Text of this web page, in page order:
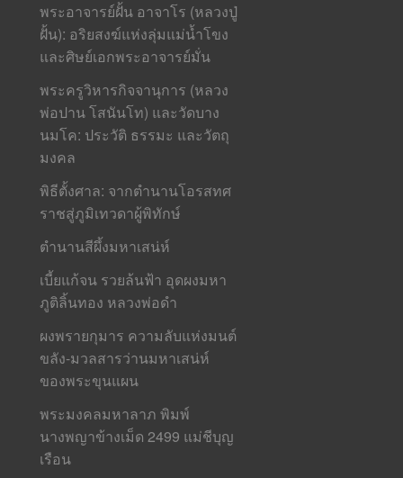
พระอาจารย์ฝั้น อาจาโร (หลวงปู่
ฝั้น): อริยสงฆ์แห่งลุ่มแม่น้ำโขง
และศิษย์เอกพระอาจารย์มั่น
พระครูวิหารกิจจานุการ (หลวง
พ่อปาน โสนันโท) และวัดบาง
นมโค: ประวัติ ธรรมะ และวัตถุ
มงคล
พิธีตั้งศาล: จากตำนานโอรสทศ
ราชสู่ภูมิเทวดาผู้พิทักษ์
ตำนานสีผึ้งมหาเสน่ห์
เบี้ยแก้จน รวยล้นฟ้า อุดผงมหา
ภูติลิ้นทอง หลวงพ่อดำ
ผงพรายกุมาร ความลับแห่งมนต์
ขลัง-มวลสารว่านมหาเสน่ห์
ของพระขุนแผน
พระมงคลมหาลาภ พิมพ์
นางพญาข้างเม็ด 2499 แม่ชีบุญ
เรือน